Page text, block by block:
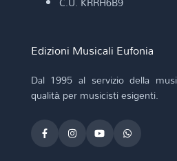
Edizioni Musicali Eufonia
Dal 1995 al servizio della
qualità per musicisti esigenti.